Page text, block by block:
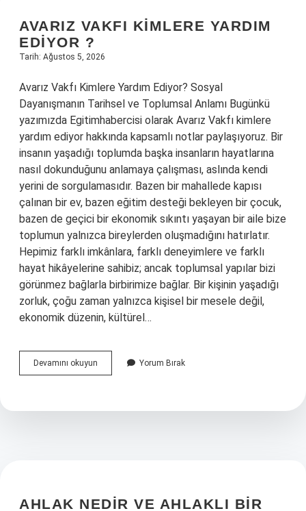
AVARIZ VAKFI KIMLERE YARDIM
EDIYOR ?
Tarih: Ağustos 5, 2026
Avarız Vakfı Kimlere Yardım Ediyor? Sosyal
Dayanışmanın Tarihsel ve Toplumsal Anlamı Bugünkü
yazımızda Egitimhabercisi olarak Avarız Vakfı kimlere
yardım ediyor hakkında kapsamlı notlar paylaşıyoruz. Bir
insanın yaşadığı toplumda başka insanların hayatlarına
nasıl dokunduğunu anlamaya çalışması, aslında kendi
yerini de sorgulamasıdır. Bazen bir mahallede kapısı
çalınan bir ev, bazen eğitim desteği bekleyen bir çocuk,
bazen de geçici bir ekonomik sıkıntı yaşayan bir aile bize
toplumun yalnızca bireylerden oluşmadığını hatırlatır.
Hepimiz farklı imkânlara, farklı deneyimlere ve farklı
hayat hikâyelerine sahibiz; ancak toplumsal yapılar bizi
görünmez bağlarla birbirimize bağlar. Bir kişinin yaşadığı
zorluk, çoğu zaman yalnızca kişisel bir mesele değil,
ekonomik düzenin, kültürel…
Devamını okuyun
Vakfı
ediyor
Yorum Bırak
AHLAK NEDIR VE AHLAKLI BIR